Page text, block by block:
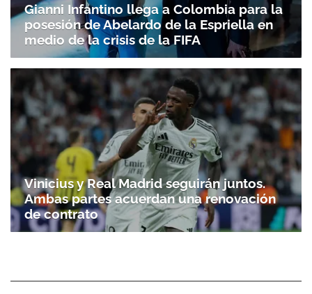
Gianni Infantino llega a Colombia para la
posesión de Abelardo de la Espriella en
medio de la crisis de la FIFA
Vinicius y Real Madrid seguirán juntos.
Ambas partes acuerdan una renovación
de contrato